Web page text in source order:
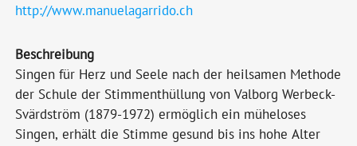
http://www.manuelagarrido.ch
Beschreibung
Singen für Herz und Seele nach der heilsamen Methode
der Schule der Stimmenthüllung von Valborg Werbeck-
Svärdström (1879-1972) ermöglich ein müheloses
Singen, erhält die Stimme gesund bis ins hohe Alter